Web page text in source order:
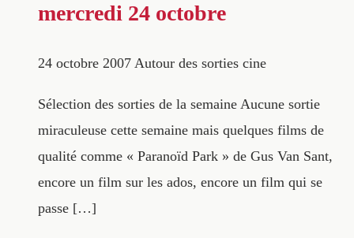
mercredi 24 octobre
24 octobre 2007 Autour des sorties cine
Sélection des sorties de la semaine Aucune sortie
miraculeuse cette semaine mais quelques films de
qualité comme « Paranoïd Park » de Gus Van Sant,
encore un film sur les ados, encore un film qui se
passe […]